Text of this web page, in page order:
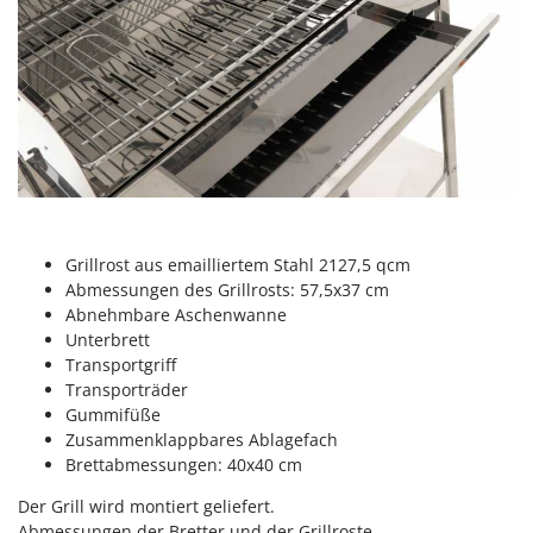
Mähroboter
Maisentkörnungsmaschinen
Manuelle Heckenscheren
Mehrzweck-Sauggeräte
Minibacköfen
Motorhacken - Gartenfräsen
Mulcher für Traktor
Notstromaggregat
Nudelmaschinen
Obstmühlen Obsthäcksler Obstmuser
Obstpressen
Olivenernter und Schüttler
Famag
Famur
FARMER
FBC
Ferrari Group
Ferroni
FIAC
FIEM
Fimar
FINI
Fiorentini
Fiskars
Fontana Forni
Grillrost aus emailliertem Stahl 2127,5 qcm
Abmessungen des Grillrosts: 57,5x37 cm
Abnehmbare Aschenwanne
Unterbrett
Transportgriff
Transporträder
Gummifüße
Zusammenklappbares Ablagefach
Brettabmessungen: 40x40 cm
Der Grill wird montiert geliefert.